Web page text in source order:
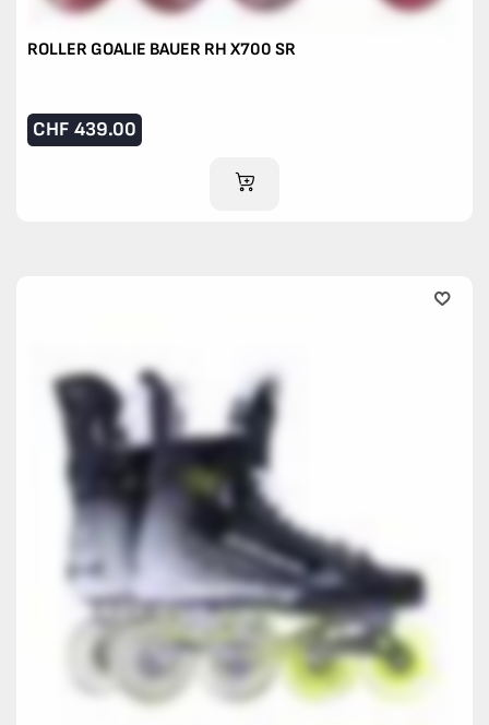
ROLLER GOALIE BAUER RH X700 SR
CHF 439.00
IM WARENKORB